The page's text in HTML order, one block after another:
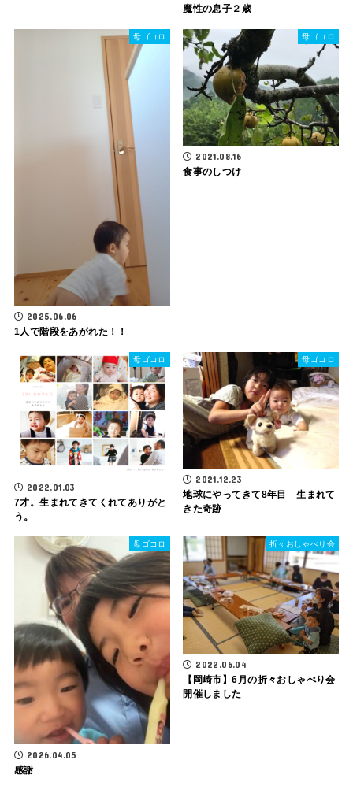
魔性の息子２歳
母ゴコロ
2025.06.06
1人で階段をあがれた！！
母ゴコロ
2021.08.16
食事のしつけ
母ゴコロ
2022.01.03
7才。生まれてきてくれてありがと
う。
母ゴコロ
2021.12.23
地球にやってきて8年目 生まれて
きた奇跡
母ゴコロ
2026.04.05
感謝
折々おしゃべり会
2022.06.04
【岡崎市】6月の折々おしゃべり会
開催しました